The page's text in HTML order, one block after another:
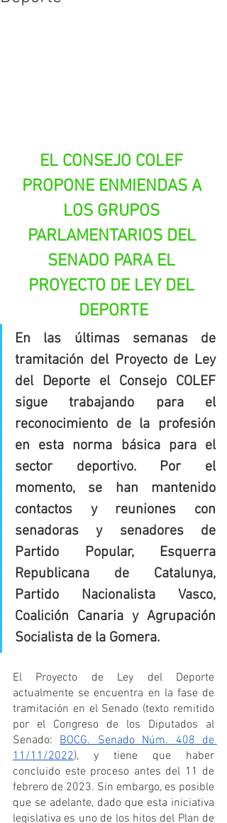
EL CONSEJO COLEF
PROPONE ENMIENDAS A
LOS GRUPOS
PARLAMENTARIOS DEL
SENADO PARA EL
PROYECTO DE LEY DEL
DEPORTE
En las últimas semanas de
tramitación del Proyecto de Ley
del Deporte el Consejo COLEF
sigue trabajando para el
reconocimiento de la profesión
en esta norma básica para el
sector deportivo. Por el
momento, se han mantenido
contactos y reuniones con
senadoras y senadores de
Partido Popular, Esquerra
Republicana de Catalunya,
Partido Nacionalista Vasco,
Coalición Canaria y Agrupación
Socialista de la Gomera.
El Proyecto de Ley del Deporte
actualmente se encuentra en la fase de
tramitación en el Senado (texto remitido
por el Congreso de los Diputados al
Senado: BOCG. Senado Núm. 408 de
11/11/2022), y tiene que haber
concluido este proceso antes del 11 de
febrero de 2023. Sin embargo, es posible
que se adelante, dado que esta iniciativa
legislativa es uno de los hitos del Plan de